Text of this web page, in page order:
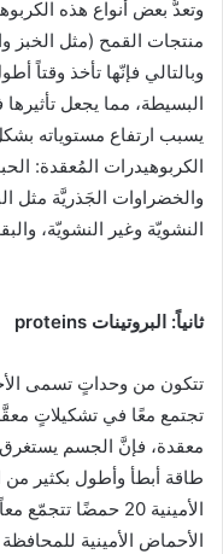
وتعدُّ بعض أنواع هذه
منتجات القمح (مثل الخبز
وبالتالي فإنّها تأخذ وقتاً
البسيطة، مما يجعل
يسبب ارتفاع مستوياته
الكربوهيدرات المُعقدة:
والخضراوات الجَذريَّة مثل
النشويّة وغير النشويّة،
ثانياً: البروتينات
تجتمع معًا في تشكيلاتٍ
معقدة، فإنَّ الجسم
طاقة أبطأ وأطول بكثير من
الأمينية 20 حمضًا
الأحماض الأمينية